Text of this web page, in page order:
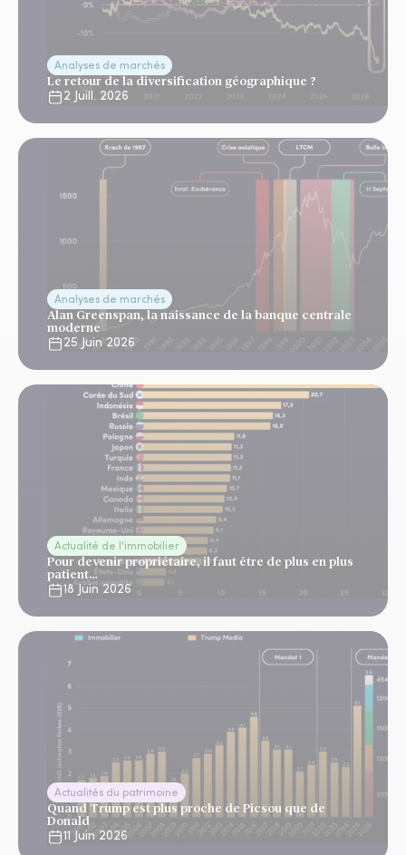
Analyses de marchés
Le retour de la diversification géographique ?
2 Juill. 2026
Analyses de marchés
Alan Greenspan, la naissance de la banque centrale
moderne
25 Juin 2026
Actualité de l'immobilier
Pour devenir propriétaire, il faut être de plus en plus
patient…
18 Juin 2026
Actualités du patrimoine
Quand Trump est plus proche de Picsou que de
Donald
11 Juin 2026